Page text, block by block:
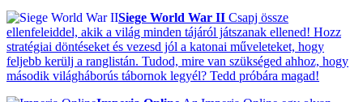
Siege World War II Csapj össze
ellenfeleiddel, akik a világ minden tájáról játszanak ellened! Hozz
stratégiai döntéseket és vezesd jól a katonai műveleteket, hogy
feljebb kerülj a ranglistán. Tudod, mire van szükséged ahhoz, hogy
második világháborús tábornok legyél? Tedd próbára magad!